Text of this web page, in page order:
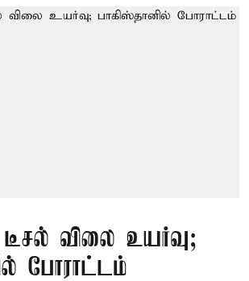
விலை உயர்வு;
போராட்டம்